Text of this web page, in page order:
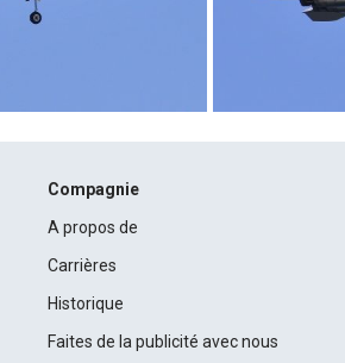
Compagnie
A propos de
Carrières
Historique
Faites de la publicité avec nous